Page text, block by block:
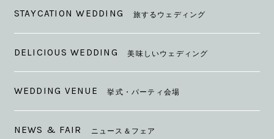
STAYCATION WEDDING 旅するウェディング
DELICIOUS WEDDING 美味しいウェディング
WEDDING VENUE 挙式・パーティ会場
NEWS & FAIR ニュース＆フェア